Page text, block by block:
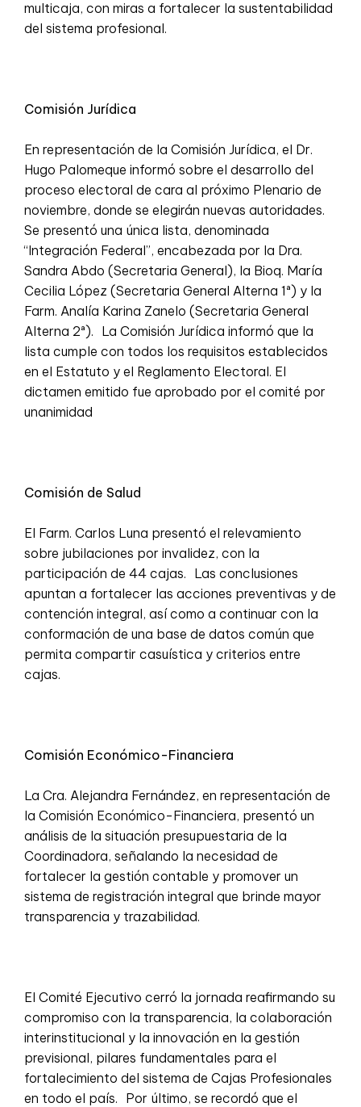
multicaja, con miras a fortalecer la sustentabilidad
del sistema profesional.
Comisión Jurídica
En representación de la Comisión Jurídica, el Dr.
Hugo Palomeque informó sobre el desarrollo del
proceso electoral de cara al próximo Plenario de
noviembre, donde se elegirán nuevas autoridades.
Se presentó una única lista, denominada
“Integración Federal”, encabezada por la Dra.
Sandra Abdo (Secretaria General), la Bioq. María
Cecilia López (Secretaria General Alterna 1ª) y la
Farm. Analía Karina Zanelo (Secretaria General
Alterna 2ª). La Comisión Jurídica informó que la
lista cumple con todos los requisitos establecidos
en el Estatuto y el Reglamento Electoral. El
dictamen emitido fue aprobado por el comité por
unanimidad
Comisión de Salud
El Farm. Carlos Luna presentó el relevamiento
sobre jubilaciones por invalidez, con la
participación de 44 cajas. Las conclusiones
apuntan a fortalecer las acciones preventivas y de
contención integral, así como a continuar con la
conformación de una base de datos común que
permita compartir casuística y criterios entre
cajas.
Comisión Económico-Financiera
La Cra. Alejandra Fernández, en representación de
la Comisión Económico-Financiera, presentó un
análisis de la situación presupuestaria de la
Coordinadora, señalando la necesidad de
fortalecer la gestión contable y promover un
sistema de registración integral que brinde mayor
transparencia y trazabilidad.
El Comité Ejecutivo cerró la jornada reafirmando su
compromiso con la transparencia, la colaboración
interinstitucional y la innovación en la gestión
previsional, pilares fundamentales para el
fortalecimiento del sistema de Cajas Profesionales
en todo el país. Por último, se recordó que el